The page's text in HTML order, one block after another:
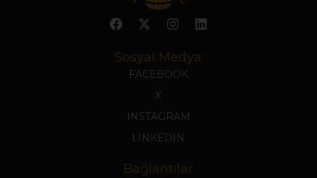
Sosyal Medya
FACEBOOK
X
INSTAGRAM
LINKEDIN
Bağlantılar